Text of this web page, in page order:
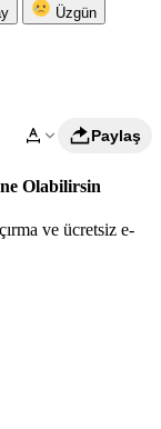
Üzgün
Paylaş
Olabilirsin
ve ücretsiz e-